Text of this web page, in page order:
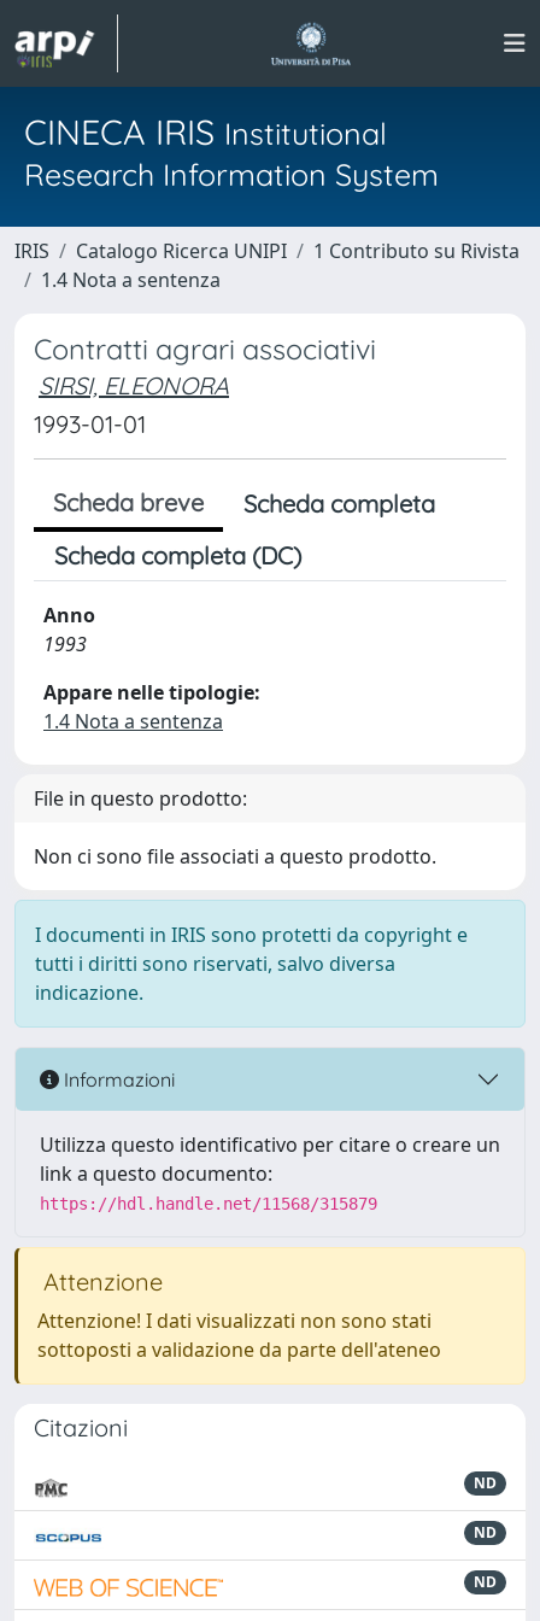
CINECA IRIS Institutional
Research Information System
IRIS Catalogo Ricerca UNIPI
1 Contributo su Rivista
1.4 Nota a sentenza
Contratti agrari associativi
SIRSI, ELEONORA
1993-01-01
Scheda breve
Scheda completa
Scheda completa (DC)
Anno
1993
Appare nelle tipologie:
1.4 Nota a sentenza
File in questo prodotto:
Non ci sono file associati a questo prodotto.
I documenti in IRIS sono protetti da copyright e
tutti i diritti sono riservati, salvo diversa
indicazione.
Informazioni
Utilizza questo identificativo per citare o creare un
link a questo documento:
https://hdl.handle.net/11568/315879
Attenzione
Attenzione! I dati visualizzati non sono stati
sottoposti a validazione da parte dell'ateneo
Citazioni
ND
ND
ND